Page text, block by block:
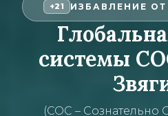
+21 ИЗБАВЛЕНИЕ
системы
(СОС – Сознательно